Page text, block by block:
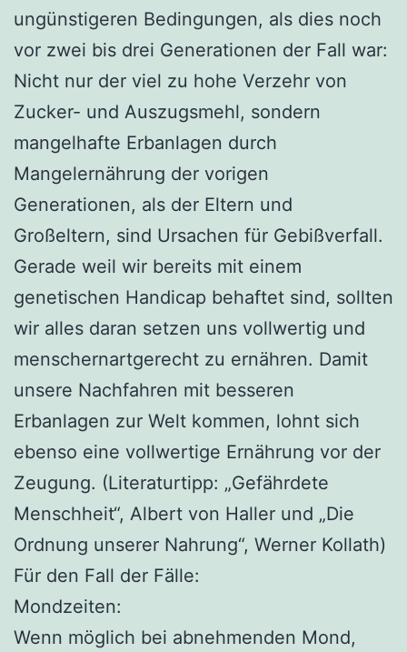
ungünstigeren Bedingungen, als dies noch
vor zwei bis drei Generationen der Fall war:
Nicht nur der viel zu hohe Verzehr von
Zucker- und Auszugsmehl, sondern
mangelhafte Erbanlagen durch
Mangelernährung der vorigen
Generationen, als der Eltern und
Großeltern, sind Ursachen für Gebißverfall.
Gerade weil wir bereits mit einem
genetischen Handicap behaftet sind, sollten
wir alles daran setzen uns vollwertig und
menschernartgerecht zu ernähren. Damit
unsere Nachfahren mit besseren
Erbanlagen zur Welt kommen, lohnt sich
ebenso eine vollwertige Ernährung vor der
Zeugung. (Literaturtipp: „Gefährdete
Menschheit“, Albert von Haller und „Die
Ordnung unserer Nahrung“, Werner Kollath)
Für den Fall der Fälle:
Mondzeiten:
Wenn möglich bei abnehmenden Mond,